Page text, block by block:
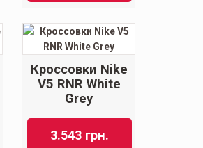
Кроссовки Nike
V5 RNR White
Grey
3.543 грн.